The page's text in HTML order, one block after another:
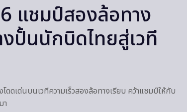
แชมป์สองล้อทาง
ปั้นนักบิดไทยสู่เวที
ดเด่นบนเวทีความเร็วสองล้อทางเรียบ คว้าแชมป์ให้กับ
า